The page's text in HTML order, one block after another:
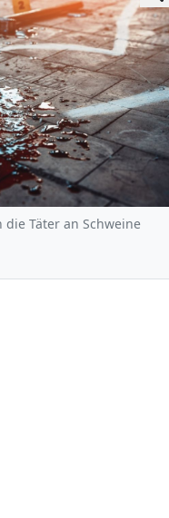
die Täter an Schweine